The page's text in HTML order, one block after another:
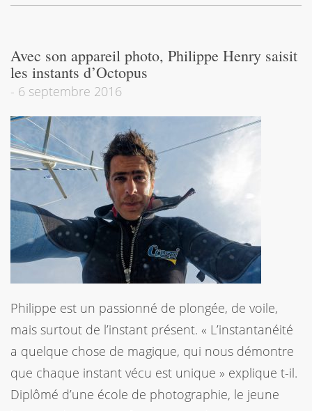
Avec son appareil photo, Philippe Henry saisit
les instants d’Octopus
- 6 septembre 2016
Philippe est un passionné de plongée, de voile,
mais surtout de l’instant présent. « L’instantanéité
a quelque chose de magique, qui nous démontre
que chaque instant vécu est unique » explique t-il.
Diplômé d’une école de photographie, le jeune